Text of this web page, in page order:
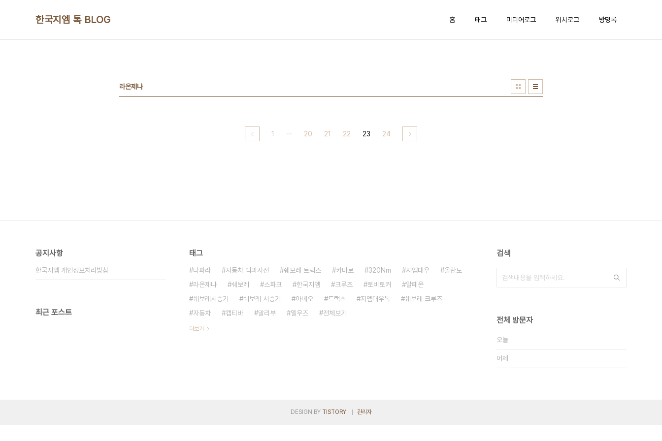
한국지엠 톡 BLOG 홈 태그 미디어로그 위치로그 방명록
라온제나
1 ··· 20 21 22 23 24
공지사항
한국지엠 개인정보처리방침
최근 포스트
태그
다파라 자동차 백과사전 쉐보레 트랙스 카마로 320Nm 지엠대우
올란도
라온제나
쉐보레 스파크 한국지엠 크루즈 토비토커
알페온
쉐보레시승기
쉐보레 시승기 아베오 트랙스 지엠대우톡
쉐보레 크루즈
자동차
캡티바 말리부 엘우즈 전체보기
더보기
검색
전체 방문자
오늘
어제
DESIGN BY TISTORY 관리자